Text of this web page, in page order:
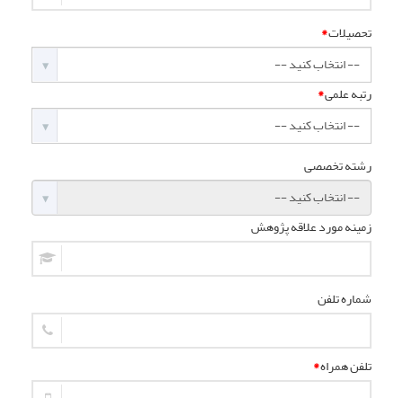
تحصیلات*
رتبه علمی*
رشته تخصصی
زمینه مورد علاقه پژوهش
شماره تلفن
تلفن همراه*